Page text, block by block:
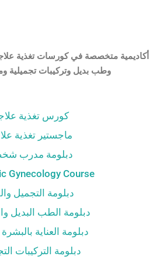
أكاديمية متخصصة في كورسات تغذية
وطب بديل وتركيبات
كورس تغذية
ماجستير تغذية
دبلومة مدرب
Gynecology Course
دبلومة التجميل
دبلومة الطب البديل
دبلومة العناية
دبلومة التركيبات